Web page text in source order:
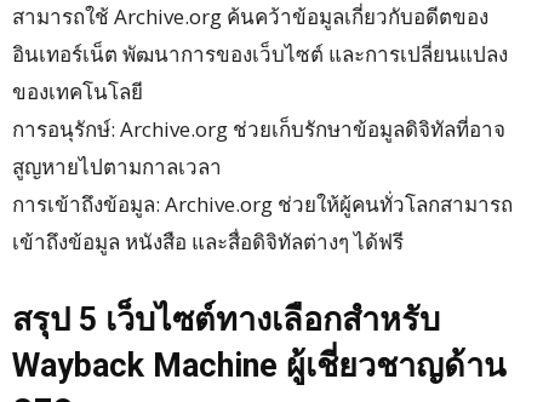
สามารถใช้ Archive.org ค้นคว้าข้อมูลเกี่ยวกับอดีตของ
อินเทอร์เน็ต พัฒนาการของเว็บไซต์ และการเปลี่ยนแปลง
ของเทคโนโลยี
การอนุรักษ์: Archive.org ช่วยเก็บรักษาข้อมูลดิจิทัลที่อาจ
สูญหายไปตามกาลเวลา
การเข้าถึงข้อมูล: Archive.org ช่วยให้ผู้คนทั่วโลกสามารถ
เข้าถึงข้อมูล หนังสือ และสื่อดิจิทัลต่างๆ ได้ฟรี
สรุป 5 เว็บไซต์ทางเลือกสำหรับ
Wayback Machine ผู้เชี่ยวชาญด้าน